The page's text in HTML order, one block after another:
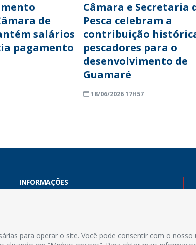
de
salários
pagamento
Câmara e Secretaria
Pesca celebram a
contribuição
pescadores para o
desenvolvimento de
Guamaré
18/06/2026 17H57
INFORMAÇÕES
E-mail: diretoria@guamare.rn.leg.br
para operar o site. Você pode consentir com o nosso